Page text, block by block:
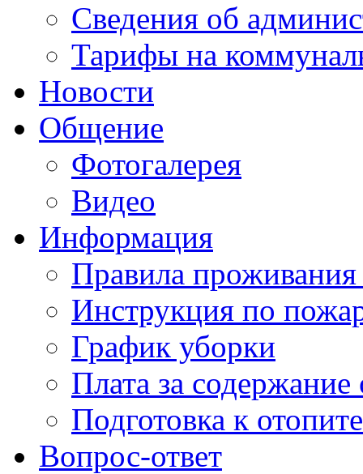
Сведения об
Тарифы на
Новости
Общение
Фотогалерея
Видео
Информация
Правила
Инструкция по
График уборки
Плата за
Подготовка к
Вопрос-ответ